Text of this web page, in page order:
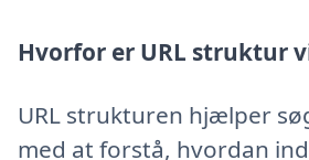
Hvorfor er URL struktur
URL strukturen hjælper
med at forstå, hvordan